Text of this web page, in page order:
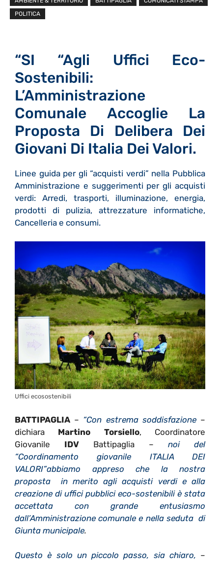
POLITICA
“SI “agli Uffici Eco-
Sostenibili:
L’Amministrazione
Comunale Accoglie La
Proposta Di Delibera Dei
Giovani Di Italia Dei Valori.
Linee guida per gli “acquisti verdi” nella Pubblica
Amministrazione e suggerimenti per gli acquisti
verdi: Arredi, trasporti, illuminazione, energia,
prodotti di pulizia, attrezzature informatiche,
Cancelleria e consumi.
Uffici ecosostenibili
BATTIPAGLIA – “Con estrema soddisfazione–
dichiara Martino Torsiello, Coordinatore
Giovanile IDV Battipaglia – noi del
“Coordinamento giovanile ITALIA DEI
VALORI”abbiamo appreso che la nostra
proposta in merito agli acquisti verdi e alla
creazione di uffici pubblici eco-sostenibili è stata
accettata con grande entusiasmo
dall’Amministrazione comunale e nella seduta di
Giunta municipale.
Questo è solo un piccolo passo, sia chiaro, –